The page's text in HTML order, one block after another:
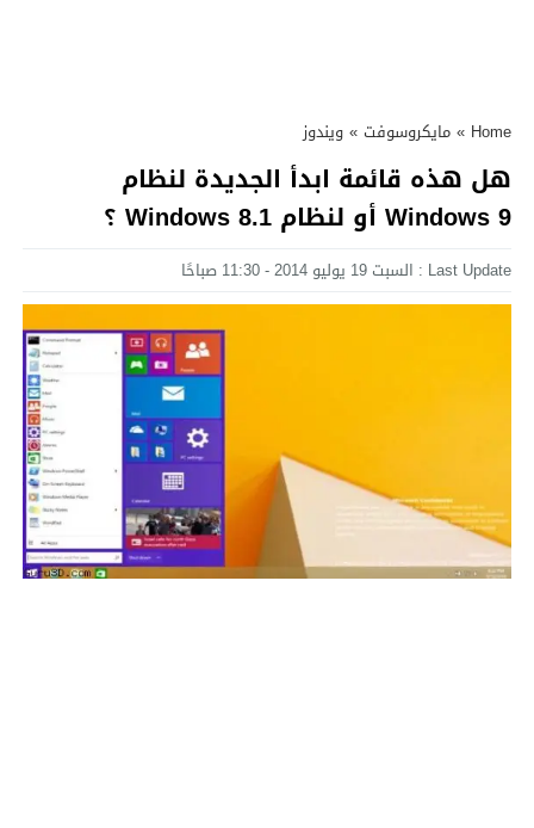
Home
» مايكروسوفت » ويندوز
هل هذه قائمة ابدأ الجديدة لنظام
Windows 9 أو لنظام Windows 8.1 ؟
Last Update : السبت 19 يوليو 2014 - 11:30 صباحًا